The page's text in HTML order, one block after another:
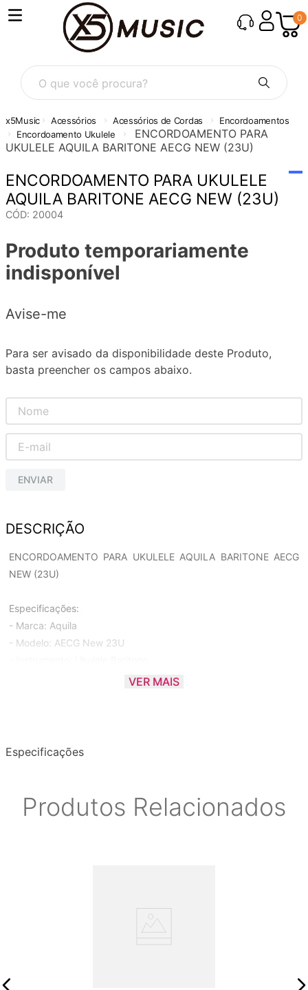
0
O que você procura?
Acessórios Acessórios de Cordas
Encordoamentos
Encordoamento Ukulele
ENCORDOAMENTO PARA
UKULELE AQUILA BARITONE AECG NEW (23U)
ENCORDOAMENTO PARA UKULELE
AQUILA BARITONE AECG NEW (23U)
CÓD: 20004
Produto temporariamente
indisponível
Avise-me
Para ser avisado da disponibilidade deste Produto,
basta preencher os campos abaixo.
ENVIAR
DESCRIÇÃO
ENCORDOAMENTO PARA UKULELE AQUILA BARITONE AECG
NEW (23U)
Especificações:
- Marca: Aquila
- Modelo: AECG New 23U
VER MAIS
Especificações
Produtos Relacionados